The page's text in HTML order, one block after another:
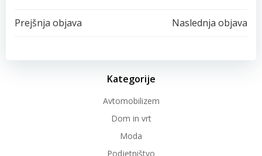
Post
navigation
Prejšnja objava
Post
navigation
Naslednja objava
Kategorije
Avtomobilizem
Dom in vrt
Moda
Podjetništvo